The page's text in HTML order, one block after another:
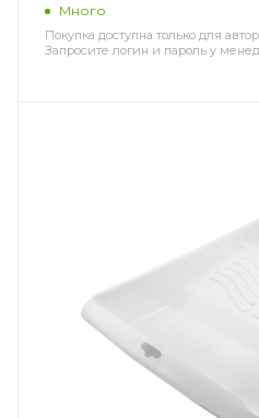
Много
Покупка доступна только для
Запросите логин и пароль у